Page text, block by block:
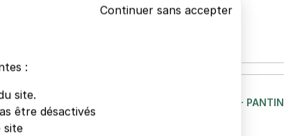
62-64 avenue Jean Lolive
MÉTRO HOCHE - RUE SCANDICCI - PANTIN
23 rue Scandicci
Continuer sans accepter
:
site.
être désactivés
site